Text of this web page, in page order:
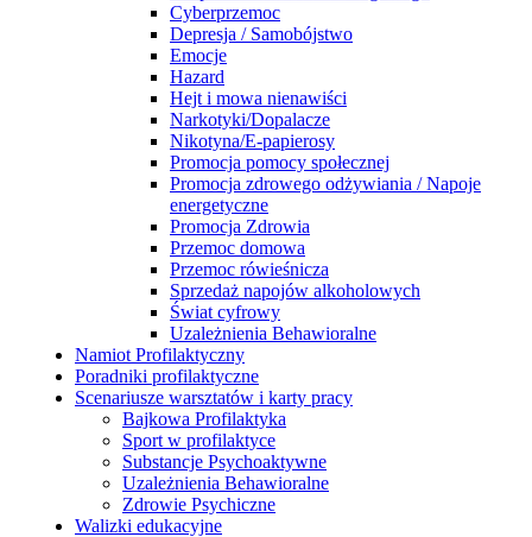
Cyberprzemoc
Depresja / Samobójstwo
Emocje
Hazard
Hejt i mowa nienawiści
Narkotyki/Dopalacze
Nikotyna/E-papierosy
Promocja pomocy społecznej
Promocja zdrowego odżywiania / Napoje
energetyczne
Promocja Zdrowia
Przemoc domowa
Przemoc rówieśnicza
Sprzedaż napojów alkoholowych
Świat cyfrowy
Uzależnienia Behawioralne
Namiot Profilaktyczny
Poradniki profilaktyczne
Scenariusze warsztatów i karty pracy
Bajkowa Profilaktyka
Sport w profilaktyce
Substancje Psychoaktywne
Uzależnienia Behawioralne
Zdrowie Psychiczne
Walizki edukacyjne